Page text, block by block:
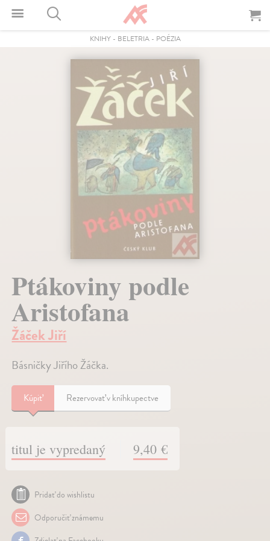
KNIHY- BELETRIA- POÉZIA
Ptákoviny podle
Aristofana
Žáček Jiří
Básničky Jiřího Žáčka.
Kúpiť Rezervovať v kníhkupectve
titul je vypredaný 9,40 €
Pridať do wishlistu
Odporučiť známemu